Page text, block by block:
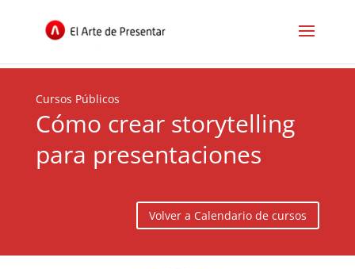
Cursos Públicos
Cómo crear storytelling
para presentaciones
Volver a Calendario de cursos